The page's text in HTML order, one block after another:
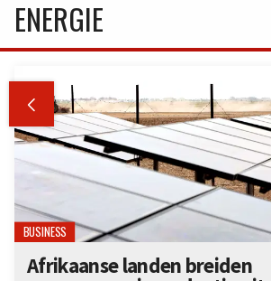
ENERGIE

BUSINESS
Afrikaanse landen breiden